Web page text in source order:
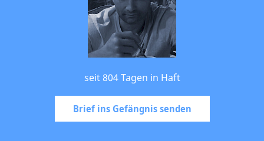
seit 804 Tagen in Haft
Brief ins Gefängnis senden